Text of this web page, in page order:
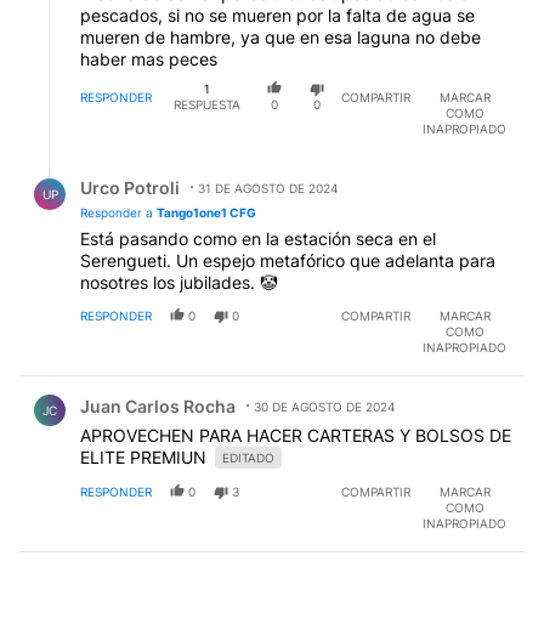
pescados, si no se mueren por la falta de agua se
mueren de hambre, ya que en esa laguna no debe
haber mas peces
RESPONDER
1
RESPUESTA
0 0
COMPARTIR
MARCAR
COMO
INAPROPIADO
UP Urco Potroli
31 DE AGOSTO DE 2024
Responder a Tango1one1 CFG
Está pasando como en la estación seca en el
Serengueti. Un espejo metafórico que adelanta para
nosotres los jubilades. 🤡
RESPONDER 0 0 COMPARTIR
MARCAR
COMO
INAPROPIADO
JC Juan Carlos Rocha 30 DE AGOSTO DE 2024
APROVECHEN PARA HACER CARTERAS Y BOLSOS DE
ELITE PREMIUN
EDITADO
RESPONDER 0 3 COMPARTIR
MARCAR
COMO
INAPROPIADO